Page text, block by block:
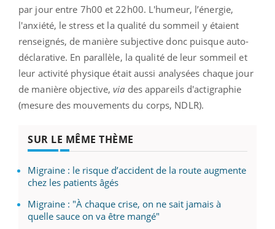
par jour entre 7h00 et 22h00. L'humeur, l’énergie,
l'anxiété, le stress et la qualité du sommeil y étaient
renseignés, de manière subjective donc puisque auto-
déclarative. En parallèle, la qualité de leur sommeil et
leur activité physique était aussi analysées chaque jour
de manière objective,via des appareils d'actigraphie
(mesure des mouvements du corps, NDLR).
SUR LE MÊME THÈME
Migraine : le risque d’accident de la route augmente
chez les patients âgés
Migraine : "À chaque crise, on ne sait jamais à
quelle sauce on va être mangé"